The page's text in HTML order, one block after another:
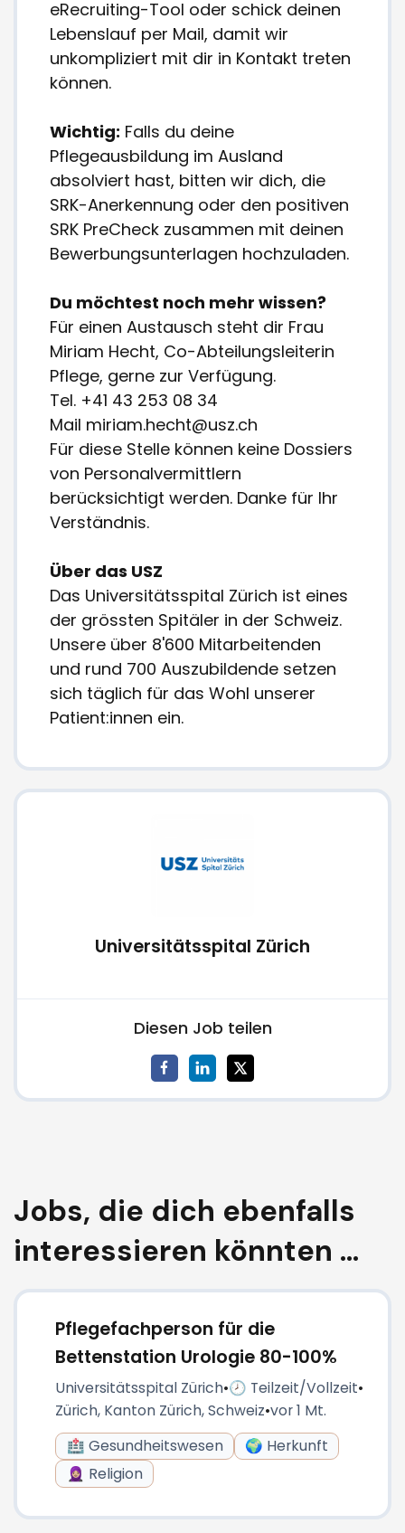
eRecruiting-Tool oder schick deinen
Lebenslauf per Mail, damit wir
unkompliziert mit dir in Kontakt treten
können.
Wichtig: Falls du deine
Pflegeausbildung im Ausland
absolviert hast, bitten wir dich, die
SRK-Anerkennung oder den positiven
SRK PreCheck zusammen mit deinen
Bewerbungsunterlagen hochzuladen.
Du möchtest noch mehr wissen?
Für einen Austausch steht dir Frau
Miriam Hecht, Co-Abteilungsleiterin
Pflege, gerne zur Verfügung.
Tel. +41 43 253 08 34
Mail miriam.hecht@usz.ch
Für diese Stelle können keine Dossiers
von Personalvermittlern
berücksichtigt werden. Danke für Ihr
Verständnis.
Über das USZ
Das Universitätsspital Zürich ist eines
der grössten Spitäler in der Schweiz.
Unsere über 8'600 Mitarbeitenden
und rund 700 Auszubildende setzen
sich täglich für das Wohl unserer
Patient:innen ein.
Universitätsspital Zürich
Diesen Job teilen
Jobs, die dich ebenfalls
interessieren könnten ...
Pflegefachperson für die
Bettenstation Urologie 80-100%
Universitätsspital Zürich•🕗 Teilzeit/Vollzeit•
Zürich, Kanton Zürich, Schweiz•vor 1 Mt.
🏥 Gesundheitswesen
🌍 Herkunft
🧕🏼 Religion